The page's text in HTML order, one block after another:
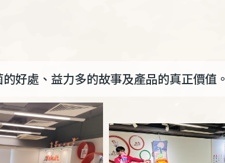
好處、益力多的故事及產品的真正價值。